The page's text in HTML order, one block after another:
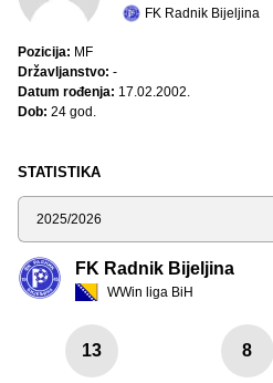
STATISTIKA
Sezona
FK Radnik Bijeljina
WWin liga BiH
13 8
FK Radnik Bijeljina
Pozicija: MF
Državljanstvo: -
Datum rođenja: 17.02.2002.
Dob: 24 god.